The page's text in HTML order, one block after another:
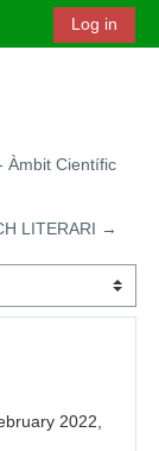
Log in
Àmbit Científic
LITERARI →
2022,